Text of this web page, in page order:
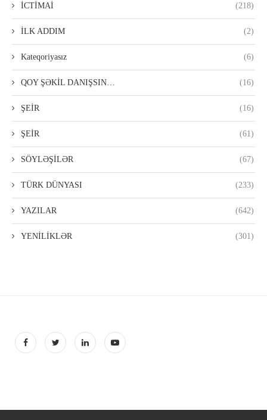
İCTİMAİ (218)
İLK ADDIM (2)
Kateqoriyasız (6)
QOY ŞƏKİL DANIŞSIN… (16)
ŞEİR (16)
ŞEİR (61)
SÖYLƏŞİLƏR (67)
TÜRK DÜNYASI (233)
YAZILAR (642)
YENİLİKLƏR (301)